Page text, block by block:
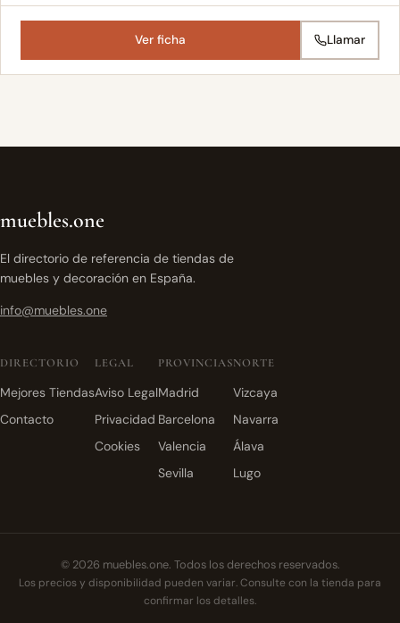
Ver ficha Llamar
muebles.one
El directorio de referencia de tiendas de
muebles y decoración en España.
info@muebles.one
DIRECTORIO
Mejores Tiendas
Contacto
LEGAL
Aviso Legal
Privacidad
Cookies
PROVINCIAS
Madrid
Barcelona
Valencia
Sevilla
NORTE
Vizcaya
Navarra
Álava
Lugo
© 2026 muebles.one. Todos los derechos reservados.
Los precios y disponibilidad pueden variar. Consulte con la tienda para
confirmar los detalles.